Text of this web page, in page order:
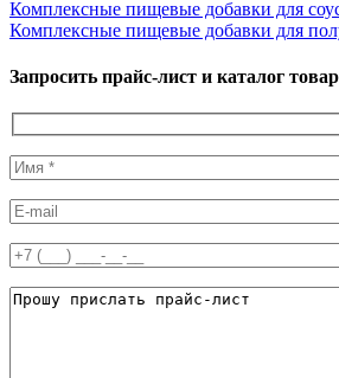
Комплексные пищевые добавки для
Комплексные пищевые добавки для
Запросить прайс-лист и каталог